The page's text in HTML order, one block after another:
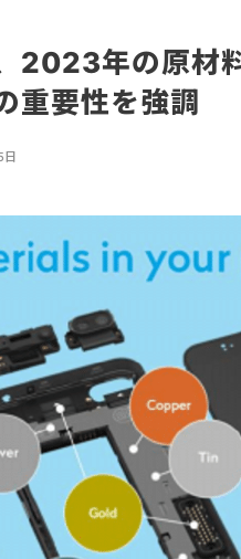
2023年の原材
重要性を強調